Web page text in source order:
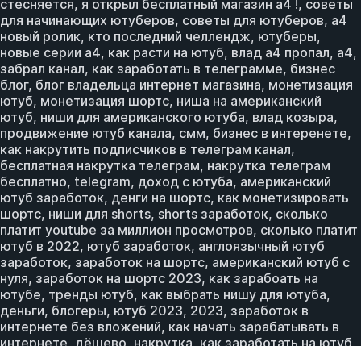
стесняется, я открыл бесплатный магазин а4 !, советы
для начинающих ютуберов, советы для ютуберов, а4
новый ролик, кто последний челлендж, ютуберы,
новые серии а4, как расти на ютуб, влад а4 пропал, a4,
забрал канал, как заработать в телеграмме, бизнес
блог, блог владельца интернет магазина, монетизация
ютуб, монетизация шортс, ниша на американский
ютуб, ниши для американского ютуба, влад козыра,
продвижение ютуб канала, смм, бизнес в интеренете,
как накрутить подписчиков в телеграм канал,
бесплатная накрутка телеграм, накрутка телеграм
бесплатно, telegram, доход с ютуба, американский
ютуб заработок, денги на шортс, как монетизировать
шортс, ниши для shorts, shorts заработок, сколько
платит youtube за миллион просмотров, сколько платит
ютуб в 2022, ютуб заработок, англоязычный ютуб
заработок, заработок на шортс, американский ютуб с
нуля, заработок на шортс 2023, как зарабоать на
ютубе, тренды ютуб, как выбрать нишу для ютуба,
деньги, блогеры, ютуб 2023, 2023, заработок в
интернете без вложений, как начать зарабатывать в
интернете, дёшево, накрутка, как заработать на ютуб,